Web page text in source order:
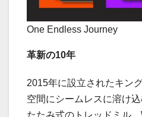
One Endless Journey
革新の10年
2015年に設立されたキン
空間にシームレスに溶け
たたみ式のトレッドミル